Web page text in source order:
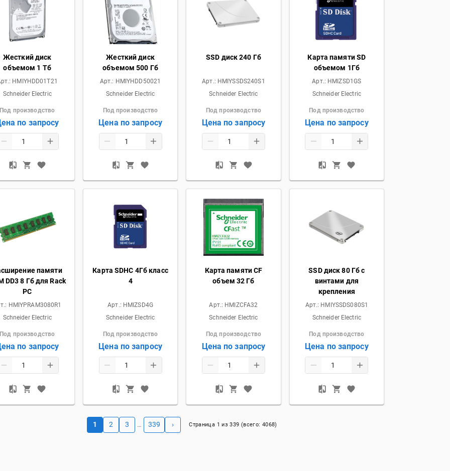
Жесткий диск
объемом 1 Тб
HMIYHDD01T21
Schneider Electric
Под производство
по запросу
Жесткий диск
объемом 500 Гб
Арт.: HMIYHDD50021
Schneider Electric
Под производство
Цена по запросу
SSD диск 240 Гб
Арт.: HMIYSSDS240S1
Schneider Electric
Под производство
Цена по запросу
Карта памяти SD
объемом 1Гб
Арт.: HMIZSD1GS
Schneider Electric
Под производство
Цена по запросу
памяти
DD3 8 Гб для Rack
PC
HMIYPRAM3080R1
Schneider Electric
Под производство
по запросу
Карта SDHC 4Гб класс
4
Арт.: HMIZSD4G
Schneider Electric
Под производство
Цена по запросу
Карта памяти CF
объем 32 Гб
Арт.: HMIZCFA32
Schneider Electric
Под производство
Цена по запросу
SSD диск 80 Гб с
винтами для
крепления
Арт.: HMIYSSDS080S1
Schneider Electric
Под производство
Цена по запросу
1 2 3 … 339 › Страница 1 из339 (всего: 4068)